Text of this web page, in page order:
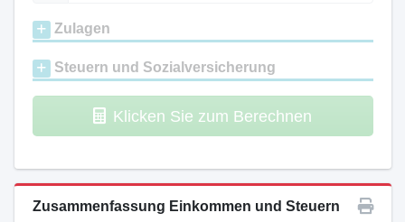
Zulagen
Steuern und Sozialversicherung
Klicken Sie zum Berechnen
Zusammenfassung Einkommen und Steuern